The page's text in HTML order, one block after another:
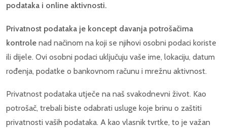
podataka i online aktivnosti.
Privatnost podataka je koncept davanja potrošačima
kontrole nad načinom na koji se njihovi osobni podaci koriste
ili dijele. Ovi osobni podaci uključuju vaše ime, lokaciju, datum
rođenja, podatke o bankovnom računu i mrežnu aktivnost.
Privatnost podataka utječe na naš svakodnevni život. Kao
potrošač, trebali biste odabrati usluge koje brinu o zaštiti
privatnosti vaših podataka. A kao vlasnik tvrtke, to je važan